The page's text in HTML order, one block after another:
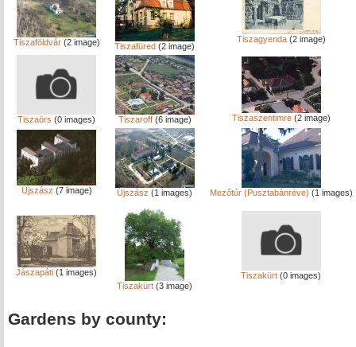
Tiszaföldvár(2 image) Tiszafüred (2 image)
Tiszagyenda(2 image)
Tiszaörs (0 images) Tiszaroff(6 image) Tiszaszentimre(2 image)
Újszász (7 image) Újszász (1 images) Mezőtúr (Pusztabánréve) (1 images)
Jászapáti (1 images)
Tiszakürt (3 image)
Tiszakürt (0 images)
Gardens by county: